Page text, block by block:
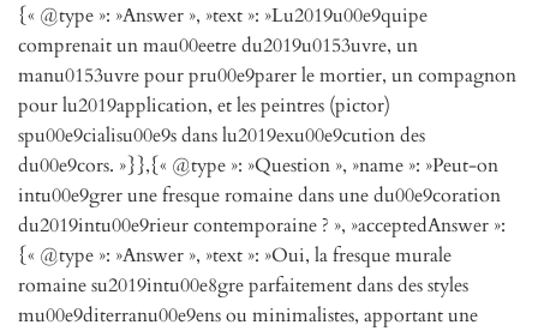
{« @type »: »Answer », »text »: »Lu2019u00e9quipe
comprenait un mau00eetre du2019u0153uvre, un
manu0153uvre pour pru00e9parer le mortier, un compagnon
pour lu2019application, et les peintres (pictor)
spu00e9cialisu00e9s dans lu2019exu00e9cution des
du00e9cors. »}},{« @type »: »Question », »name »: »Peut-on
intu00e9grer une fresque romaine dans une du00e9coration
du2019intu00e9rieur contemporaine ? », »acceptedAnswer »:
{« @type »: »Answer », »text »: »Oui, la fresque murale
romaine su2019intu00e8gre parfaitement dans des styles
mu00e9diterranu00e9ens ou minimalistes, apportant une